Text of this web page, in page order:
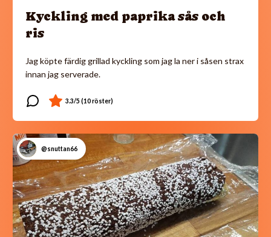
Kyckling med paprika sås och
ris
Jag köpte färdig grillad kyckling som jag la ner i såsen strax
innan jag serverade.
@snuttan66